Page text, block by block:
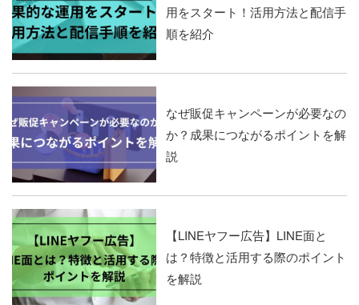
用をスタート！活用方法と配信手
順を紹介
なぜ販促キャンペーンが必要なの
か？成果につながるポイントを解
説
【LINEヤフー広告】LINE面と
は？特徴と活用する際のポイント
を解説